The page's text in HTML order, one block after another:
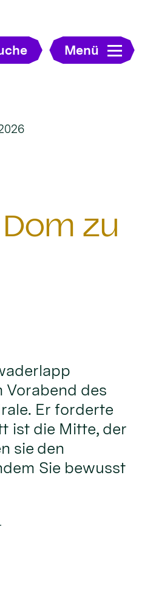
Menü
zu
Vorabend des
Er forderte
ist die Mitte, der
sie den
Sie bewusst